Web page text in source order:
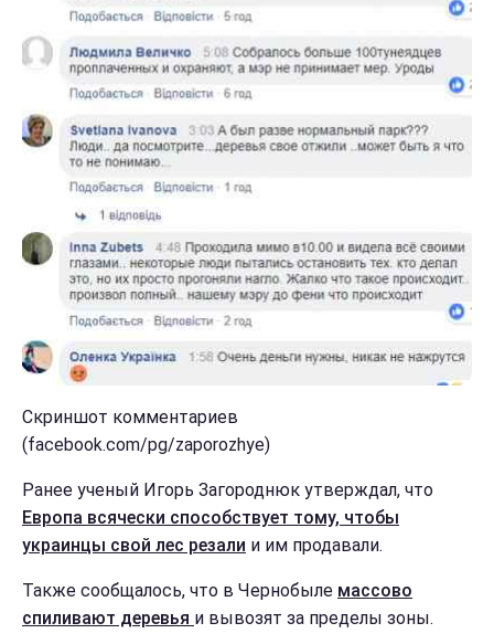
Скриншот комментариев
(facebook.com/pg/zaporozhye)
Ранее ученый Игорь Загороднюк утверждал, что
Европа всячески способствует тому, чтобы
украинцы свой лес резали и им продавали.
Также сообщалось, что в Чернобыле массово
спиливают деревья и вывозят за пределы зоны.